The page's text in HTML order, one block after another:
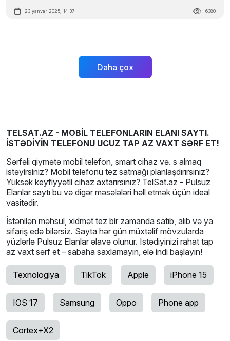
23 yanvar 2025, 14:37 6380
Daha çox
TELSAT.AZ - MOBİL TELEFONLARIN ELANI SAYTI.
İSTƏDİYİN TELEFONU UCUZ TAP AZ VAXT SƏRF ET!
Sərfəli qiymətə mobil telefon, smart cihaz və. s almaq
istəyirsiniz? Mobil telefonu tez satmağı planlaşdırırsınız?
Yüksək keyfiyyətli cihaz axtarırsınız? TelSat.az - Pulsuz
Elanlar saytı bu və digər məsələləri həll etmək üçün ideal
vasitədir.
İstənilən məhsul, xidmət tez bir zamanda satıb, alıb və ya
sifariş edə bilərsiz. Sayta hər gün müxtəlif mövzularda
yüzlərlə Pulsuz Elanlar əlavə olunur. Istədiyinizi rahat tap
az vaxt sərf et – sabaha saxlamayın, elə indi başlayın!
Texnologiya TikTok Apple iPhone 15
IOS 17 Samsung Oppo Phone app
Cortex+X2